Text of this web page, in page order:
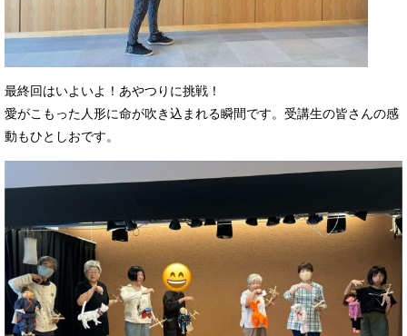
最終回はいよいよ！あやつりに挑戦！
愛がこもった人形に命が吹き込まれる瞬間です。受講生の皆さんの感
動もひとしおです。